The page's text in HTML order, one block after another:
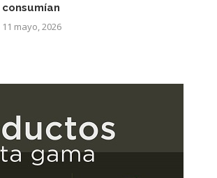
consumían
11 mayo, 2026